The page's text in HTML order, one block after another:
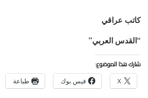
كاتب عراقي
“القدس العربي”
شارك هذا الموضوع:
X فيس بوك طباعة